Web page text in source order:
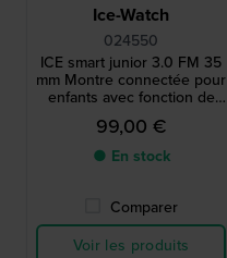
Ice-Watch
024550
ICE smart junior 3.0 FM 35
mm Montre connectée pour
enfants avec fonction de
géolocalisation Apple Find
My.
99,00 €
● En stock
Comparer
Voir les produits